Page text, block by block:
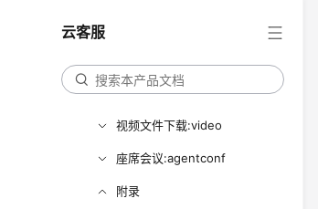
云客服
多媒体接口:mediaCall
视频文件下载:video
座席会议:agentconf
附录